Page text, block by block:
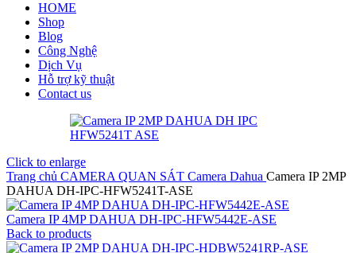
HOME
Shop
Blog
Công Nghệ
Dịch Vụ
Hỗ trợ kỹ thuật
Contact us
Click to enlarge
Trang chủ CAMERA QUAN SÁT Camera Dahua Camera IP 2MP
DAHUA DH-IPC-HFW5241T-ASE
Camera IP 4MP DAHUA DH-IPC-HFW5442E-ASE
Back to products